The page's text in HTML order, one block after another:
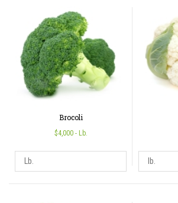
Brocoli
$4,000 - Lb.